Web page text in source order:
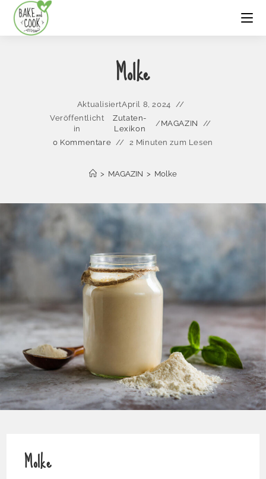
Molke
AktualisiertApril 8, 2024
Veröffentlicht
in
Zutaten-
Lexikon
/MAGAZIN
0 Kommentare 2 Minuten zum Lesen
> MAGAZIN > Molke
Molke